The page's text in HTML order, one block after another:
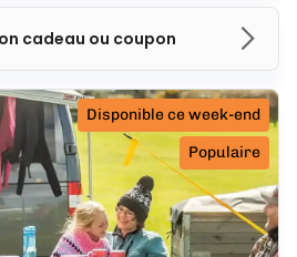
cadeau ou coupon
Disponible ce week-end
Populaire